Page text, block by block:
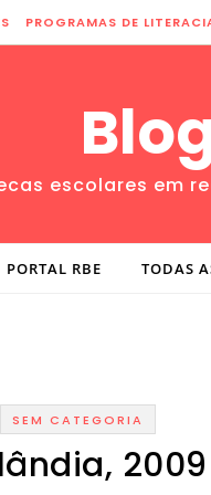
PROGRAMAS DE
escolares em
PORTAL RBE TODAS
SEM CATEGORIA
2009